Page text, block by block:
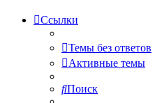
Ссылки
Темы без ответов
Активные темы
Поиск